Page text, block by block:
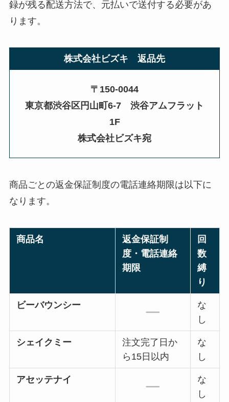
録が残る配送方法で、元払いで送付する必要があ
ります。
株式会社ビズキ 返品先
〒150-0044
東京都渋谷区円山町6-7 渋谷アムフラット
1F
株式会社ビズキ宛
商品ごとの返金保証制度の電話連絡期限は以下に
なります。
商品名
返金保証制
度・電話連絡
期限
回
数
縛
り
ビーバウンシー
な
し
シェイクミー
注文完了日か
ら15日以内
な
し
アセッテナイ
な
し